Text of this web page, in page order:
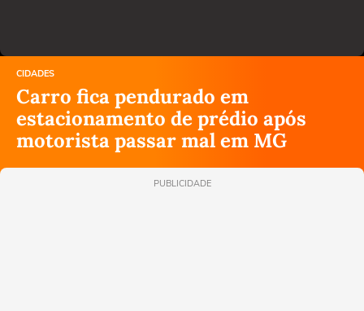
CIDADES
Carro fica pendurado em
estacionamento de prédio após
motorista passar mal em MG
PUBLICIDADE